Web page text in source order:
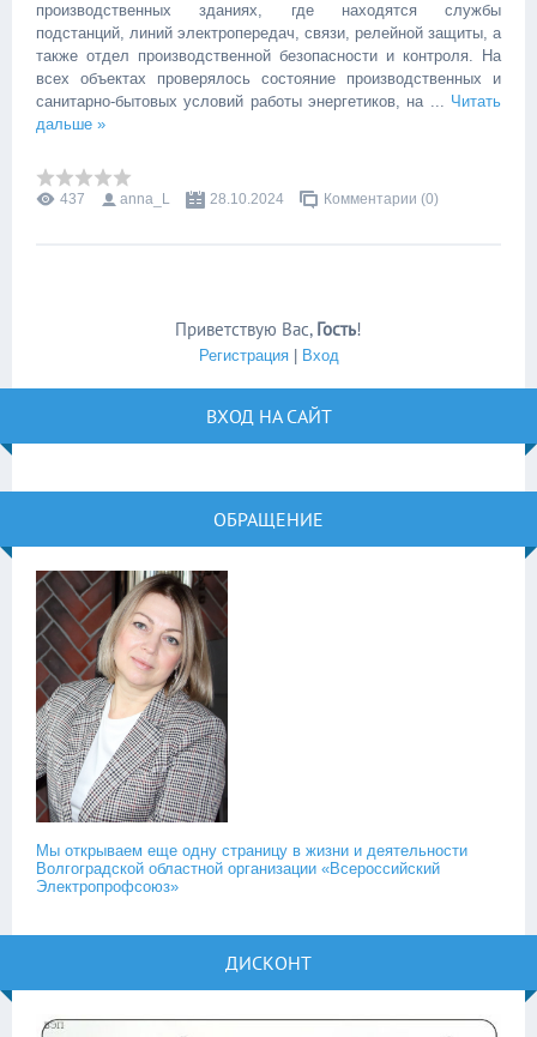
производственных зданиях, где находятся службы
подстанций, линий электропередач, связи, релейной защиты, а
также отдел производственной безопасности и контроля. На
всех объектах проверялось состояние производственных и
санитарно-бытовых условий работы энергетиков, на ... Читать
дальше »
437 anna_L 28.10.2024 Комментарии (0)
Приветствую Вас, Гость!
Регистрация| Вход
ВХОД НА САЙТ
ОБРАЩЕНИЕ
Мы открываем еще одну страницу в жизни и деятельности
Волгоградской областной организации «Всероссийский
Электропрофсоюз»
ДИСКОНТ